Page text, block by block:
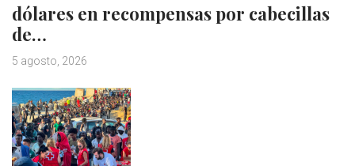
dólares en recompensas por cabecillas
de…
5 agosto, 2026